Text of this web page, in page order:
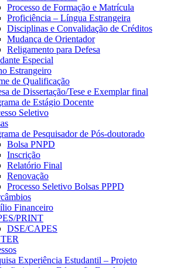
Processo de Formação e Matrícula
Proficiência – Língua Estrangeira
Disciplinas e Convalidação de Créditos
Mudança de Orientador
Religamento para Defesa
Especial
Estrangeiro
de Qualificação
de Dissertação/Tese e Exemplar final
de Estágio Docente
Seletivo
de Pesquisador de Pós-doutorado
Bolsa PNPD
Inscrição
Relatório Final
Renovação
Processo Seletivo Bolsas PPPD
Financeiro
PRINT
DSE/CAPES
Experiência Estudantil – Projeto